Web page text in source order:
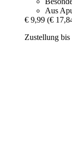
Aus
€ 9,99 (€
Zustellung